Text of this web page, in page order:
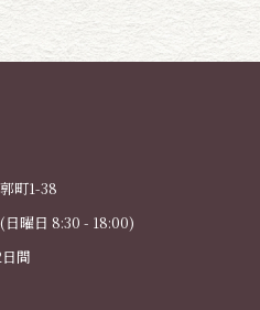
町1-38
日 8:30 - 18:00)
間